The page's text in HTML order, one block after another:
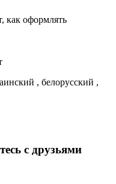
как оформлять
, белорусский ,
с друзьями